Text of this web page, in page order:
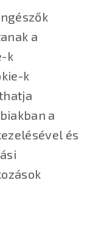
a
k
k
a
és